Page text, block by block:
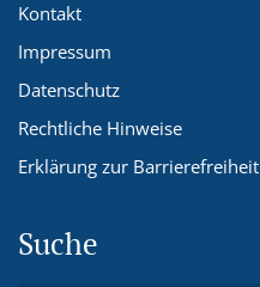
Kontakt
Impressum
Datenschutz
Rechtliche Hinweise
Erklärung zur Barrierefreiheit
Suche